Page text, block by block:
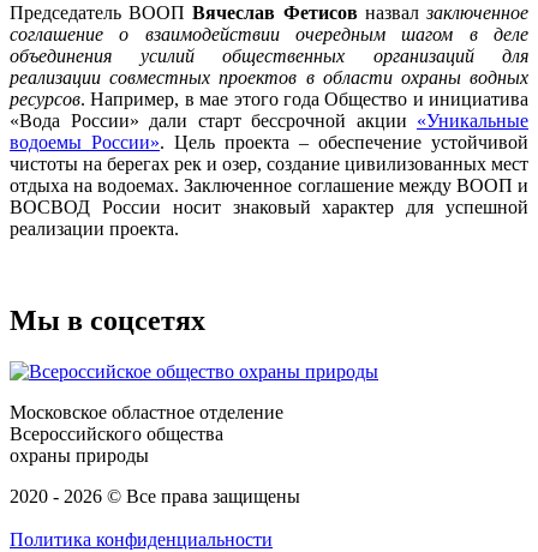
Председатель ВООПВячеслав Фетисовназвалзаключенное
соглашение о взаимодействии очередным шагом в деле
объединения усилий общественных организаций для
реализации совместных проектов в области охраны водных
ресурсов. Например, в мае этого года Общество и инициатива
«Вода России» дали старт бессрочной акции «Уникальные
водоемы России». Цель проекта – обеспечение устойчивой
чистоты на берегах рек и озер, создание цивилизованных мест
отдыха на водоемах. Заключенное соглашение между ВООП и
ВОСВОД России носит знаковый характер для успешной
реализации проекта.
Мы в соцсетях
Московское областное отделение
Всероссийского общества
охраны природы
2020 - 2026 © Все права защищены
Политика конфиденциальности